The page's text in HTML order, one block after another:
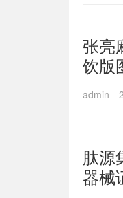
张亮
饮版
admin
肽源
器械